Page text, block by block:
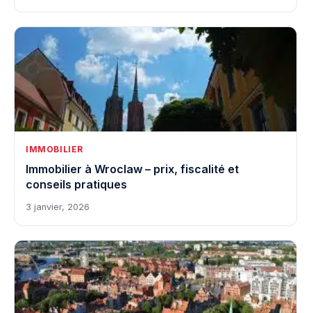
IMMOBILIER
Immobilier à Wroclaw – prix, fiscalité et
conseils pratiques
3 janvier, 2026